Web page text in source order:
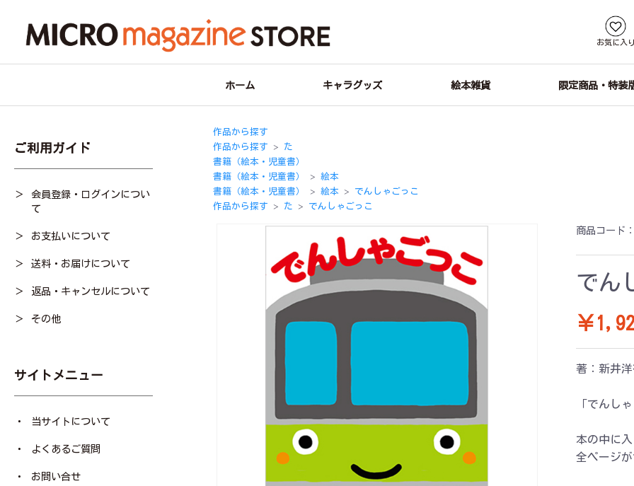
お気に入り
ホーム キャラグッズ 絵本雑貨 限定商品・特装
ご利用ガイド
会員登録・ログインについ
て
お支払いについて
送料・お届けについて
返品・キャンセルについて
その他
サイトメニュー
当サイトについて
よくあるご質問
お問い合せ
作品から探す
作品から探す
＞ た
書籍（絵本・児童書）
書籍（絵本・児童書）
＞ 絵本
書籍（絵本・児童書） ＞ 絵本 ＞ でんしゃごっこ
作品から探す ＞ た ＞ でんしゃごっこ
商品コード
でん
￥
著：新井洋
「でんし
本の中に
全ページ